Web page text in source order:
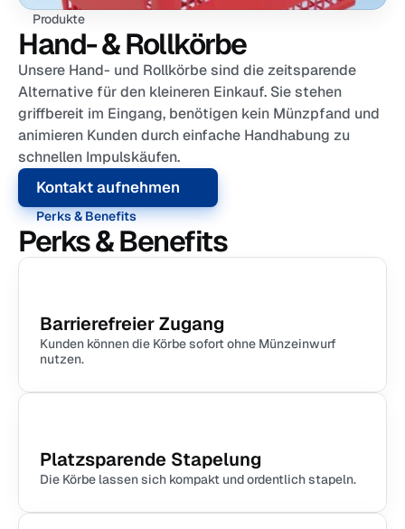
Produkte
Hand- & Rollkörbe
Unsere Hand- und Rollkörbe sind die zeitsparende
Alternative für den kleineren Einkauf. Sie stehen
griffbereit im Eingang, benötigen kein Münzpfand und
animieren Kunden durch einfache Handhabung zu
schnellen Impulskäufen.
Kontakt aufnehmen
Perks & Benefits
Perks & Benefits
Barrierefreier Zugang
Kunden können die Körbe sofort ohne Münzeinwurf
nutzen.
Platzsparende Stapelung
Die Körbe lassen sich kompakt und ordentlich stapeln.